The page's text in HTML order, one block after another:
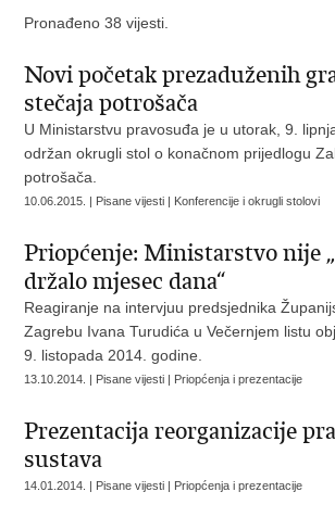
Pronađeno 38 vijesti.
Novi početak prezaduženih
stečaja potrošača
U Ministarstvu pravosuđa je u utorak, 9.
održan okrugli stol o konačnom prijedlogu
potrošača.
10.06.2015. | Pisane vijesti | Konferencije i okrugli stolovi
Priopćenje: Ministarstvo nije
držalo mjesec dana“
Reagiranje na intervjuu predsjednika
Zagrebu Ivana Turudića u Večernjem listu
9. listopada 2014. godine.
13.10.2014. | Pisane vijesti | Priopćenja i prezentacije
Prezentacija reorganizacije
sustava
14.01.2014. | Pisane vijesti | Priopćenja i prezentacije